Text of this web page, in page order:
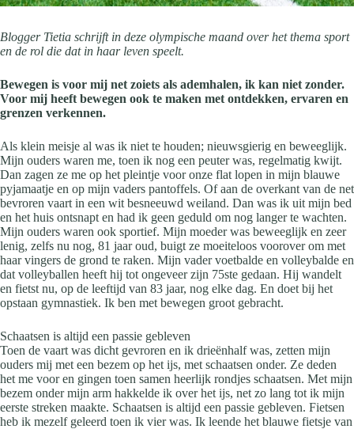
Blogger Tietia schrijft in deze olympische maand over het thema sport
en de rol die dat in haar leven speelt.
Bewegen is voor mij net zoiets als ademhalen, ik kan niet zonder.
Voor mij heeft bewegen ook te maken met ontdekken, ervaren en
grenzen verkennen.
Als klein meisje al was ik niet te houden; nieuwsgierig en beweeglijk.
Mijn ouders waren me, toen ik nog een peuter was, regelmatig kwijt.
Dan zagen ze me op het pleintje voor onze flat lopen in mijn blauwe
pyjamaatje en op mijn vaders pantoffels. Of aan de overkant van de net
bevroren vaart in een wit besneeuwd weiland. Dan was ik uit mijn bed
en het huis ontsnapt en had ik geen geduld om nog langer te wachten.
Mijn ouders waren ook sportief. Mijn moeder was beweeglijk en zeer
lenig, zelfs nu nog, 81 jaar oud, buigt ze moeiteloos voorover om met
haar vingers de grond te raken. Mijn vader voetbalde en volleybalde en
dat volleyballen heeft hij tot ongeveer zijn 75ste gedaan. Hij wandelt
en fietst nu, op de leeftijd van 83 jaar, nog elke dag. En doet bij het
opstaan gymnastiek. Ik ben met bewegen groot gebracht.
Schaatsen is altijd een passie gebleven
Toen de vaart was dicht gevroren en ik drieënhalf was, zetten mijn
ouders mij met een bezem op het ijs, met schaatsen onder. Ze deden
het me voor en gingen toen samen heerlijk rondjes schaatsen. Met mijn
bezem onder mijn arm hakkelde ik over het ijs, net zo lang tot ik mijn
eerste streken maakte. Schaatsen is altijd een passie gebleven. Fietsen
heb ik mezelf geleerd toen ik vier was. Ik leende het blauwe fietsje van